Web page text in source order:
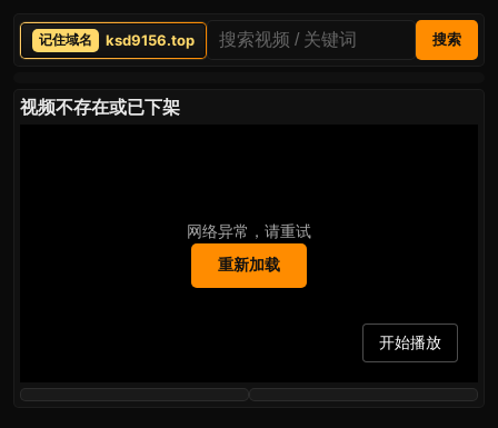
ksd9156.top 搜索
视频不存在或已下架
网络异常，请重试
重新加载
开始播放